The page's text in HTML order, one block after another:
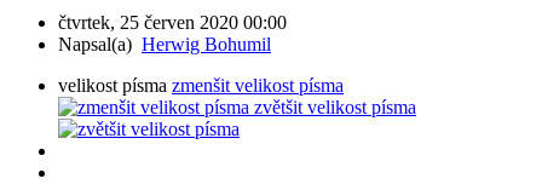
čtvrtek, 25 červen 2020 00:00
Napsal(a) Herwig Bohumil
velikost písma zmenšit velikost písma
zvětšit velikost písma